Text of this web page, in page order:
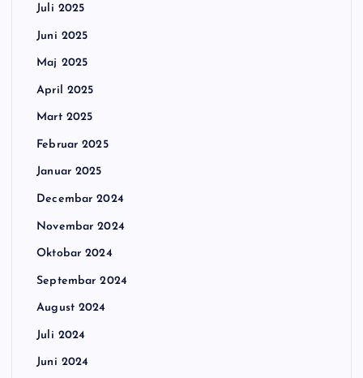
Juli 2025
Juni 2025
Maj 2025
April 2025
Mart 2025
Februar 2025
Januar 2025
Decembar 2024
Novembar 2024
Oktobar 2024
Septembar 2024
August 2024
Juli 2024
Juni 2024